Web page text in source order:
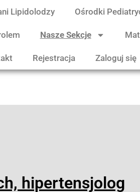
Lipidolodzy Ośrodki
Nasze Sekcje
Rejestracja Zaloguj się
hipertensjolog